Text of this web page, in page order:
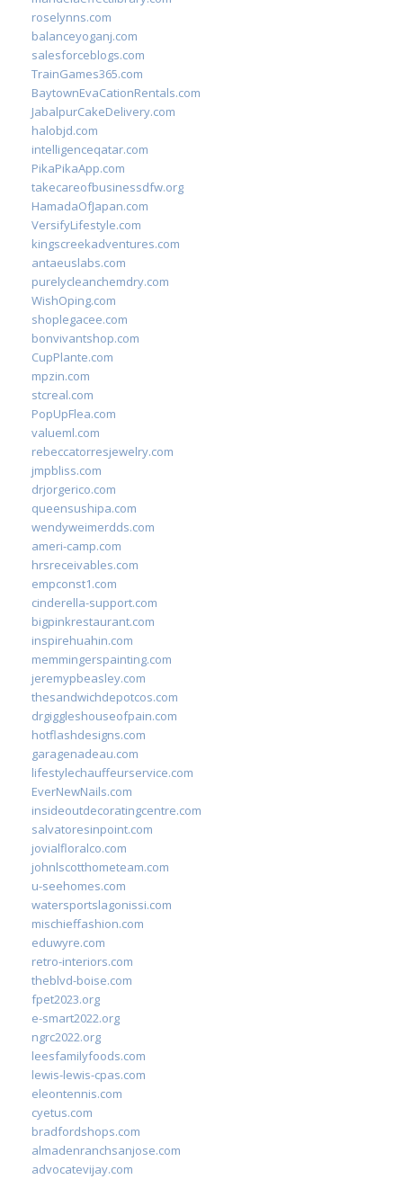
roselynns.com
balanceyoganj.com
salesforceblogs.com
TrainGames365.com
BaytownEvaCationRentals.com
JabalpurCakeDelivery.com
halobjd.com
intelligenceqatar.com
PikaPikaApp.com
takecareofbusinessdfw.org
HamadaOfJapan.com
VersifyLifestyle.com
kingscreekadventures.com
antaeuslabs.com
purelycleanchemdry.com
WishOping.com
shoplegacee.com
bonvivantshop.com
CupPlante.com
mpzin.com
stcreal.com
PopUpFlea.com
valueml.com
rebeccatorresjewelry.com
jmpbliss.com
drjorgerico.com
queensushipa.com
wendyweimerdds.com
ameri-camp.com
hrsreceivables.com
empconst1.com
cinderella-support.com
bigpinkrestaurant.com
inspirehuahin.com
memmingerspainting.com
jeremypbeasley.com
thesandwichdepotcos.com
drgiggleshouseofpain.com
hotflashdesigns.com
garagenadeau.com
lifestylechauffeurservice.com
EverNewNails.com
insideoutdecoratingcentre.com
salvatoresinpoint.com
jovialfloralco.com
johnlscotthometeam.com
u-seehomes.com
watersportslagonissi.com
mischieffashion.com
eduwyre.com
retro-interiors.com
theblvd-boise.com
fpet2023.org
e-smart2022.org
ngrc2022.org
leesfamilyfoods.com
lewis-lewis-cpas.com
eleontennis.com
cyetus.com
bradfordshops.com
almadenranchsanjose.com
advocatevijay.com